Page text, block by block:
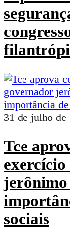
31 de julho de
Tce
jerônimo
sociais